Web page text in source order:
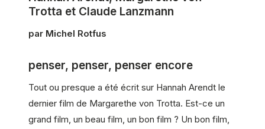
Trotta et Claude Lanzmann
par Michel Rotfus
penser, penser, penser encore
Tout ou presque a été écrit sur Hannah Arendt le
dernier film de Margarethe von Trotta. Est-ce un
grand film, un beau film, un bon film ? Un bon film,